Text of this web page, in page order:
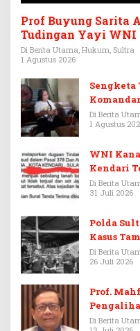
Prof Buyung Sarita
Tudingan Yayi WNI
Rp3,6 Miliar
Di Berita Utama, Hukum, Sultra
1 Agustus 2026
Sengketa
Warisan
Di Berita
1 Agustus
WNI
Kendari
Di Berita
31 Juli 2026
Polda
Kasus
Di Berita
26 Juli 2026
Prof.
Febrie
Di Berita